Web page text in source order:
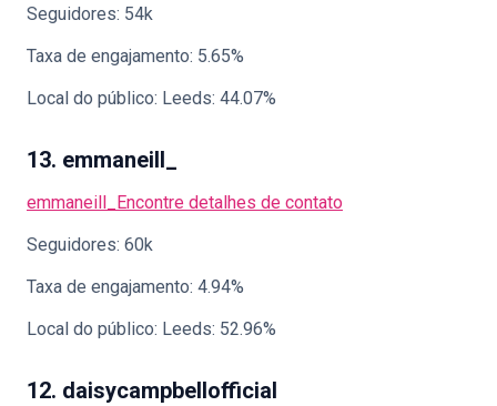
Seguidores: 54k
Taxa de engajamento: 5.65%
Local do público: Leeds: 44.07%
13. emmaneill_
emmaneill_ Encontre detalhes de contato
Seguidores: 60k
Taxa de engajamento: 4.94%
Local do público: Leeds: 52.96%
12. daisycampbellofficial